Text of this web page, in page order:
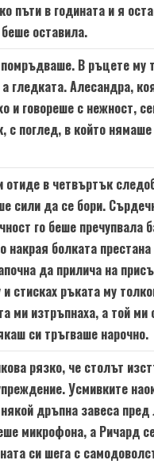
пъти в годината и я
оставила.
помръдваше. В ръцете му
а гледката. Алесандра,
и говореше с нежност,
с поглед, в който
в четвъртък
сили да се бори.
го беше пречупвала
накрая болката
да прилича на
стисках ръката му
ми изтръпнаха, а той ми
си тръгваше нарочно.
рязко, че столът
Усмивките
дръпна завеса
микрофона, а Ричард
си шега с